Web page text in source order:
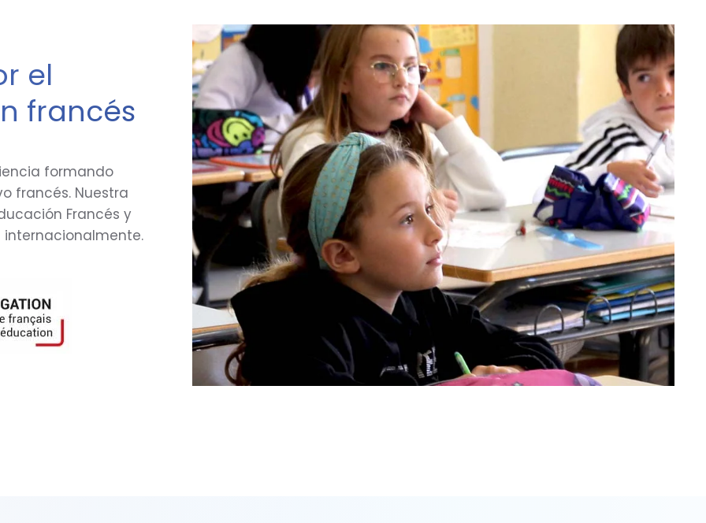
el
francés
formando
francés. Nuestra
Francés y